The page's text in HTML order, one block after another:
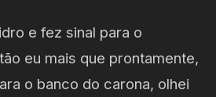
e fez sinal para o
eu mais que prontamente,
o banco do carona, olhei